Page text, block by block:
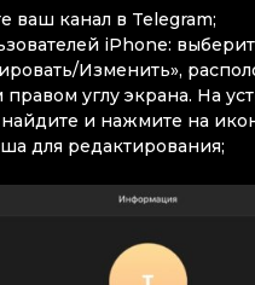
ваш канал в Telegram;
iPhone:
Изменить»,
углу экрана. На
и нажмите на
для редактирования;